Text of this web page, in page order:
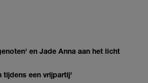
en Jade Anna aan het licht
tijdens een vrijpartij'